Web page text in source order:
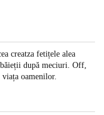
creatza fetițele alea
după meciuri. Off,
oamenilor.